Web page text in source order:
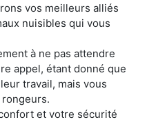
vos meilleurs alliés
nuisibles qui vous
à ne pas attendre
appel, étant donné que
travail, mais vous
et votre sécurité